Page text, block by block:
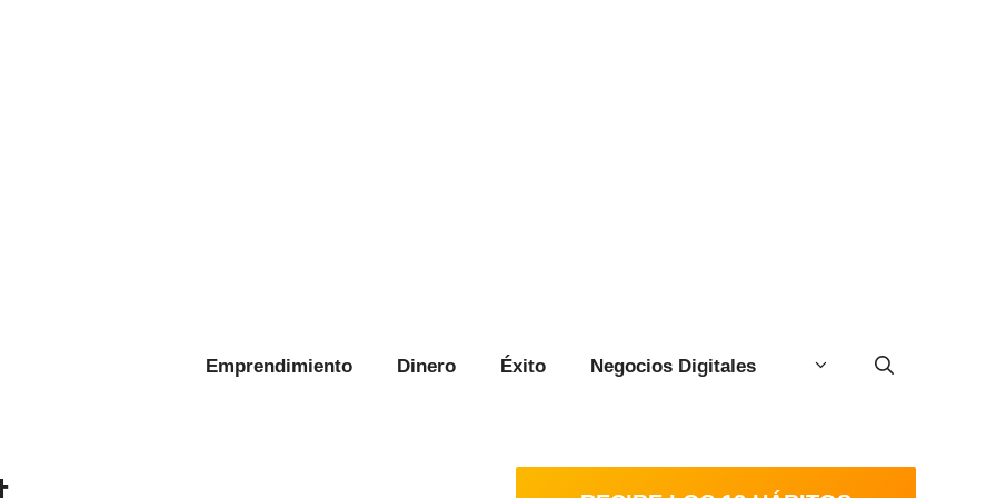
Emprendimiento Dinero Éxito Negocios Digitales